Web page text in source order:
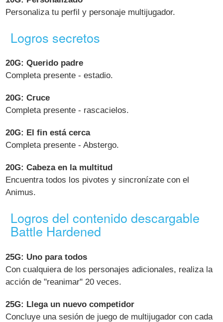
Personaliza tu perfil y personaje multijugador.
Logros secretos
20G: Querido padre
Completa presente - estadio.
20G: Cruce
Completa presente - rascacielos.
20G: El fin está cerca
Completa presente - Abstergo.
20G: Cabeza en la multitud
Encuentra todos los pivotes y sincronízate con el
Animus.
Logros del contenido descargable
Battle Hardened
25G: Uno para todos
Con cualquiera de los personajes adicionales, realiza la
acción de "reanimar" 20 veces.
25G: Llega un nuevo competidor
Concluye una sesión de juego de multijugador con cada